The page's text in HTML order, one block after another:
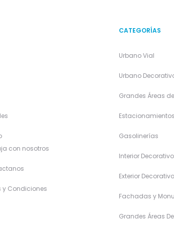
con nosotros
y Condiciones
CATEGORÍAS
Urbano Vial
Urbano
Grandes Áreas
Estacionamientos
Gasolinerías
Interior Decorativo
Exterior Decorativo
Fachadas y
Grandes Áreas